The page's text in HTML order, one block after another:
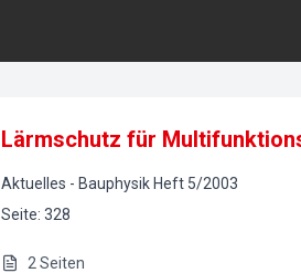
Lärmschutz für
Aktuelles - Bauphysik Heft 5/2003
Seite: 328
2 Seiten